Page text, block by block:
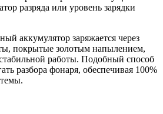
разряда или уровень зарядки
аккумулятор заряжается через
покрытые золотым напылением,
работы. Подобный способ
разбора фонаря, обеспечивая 100%